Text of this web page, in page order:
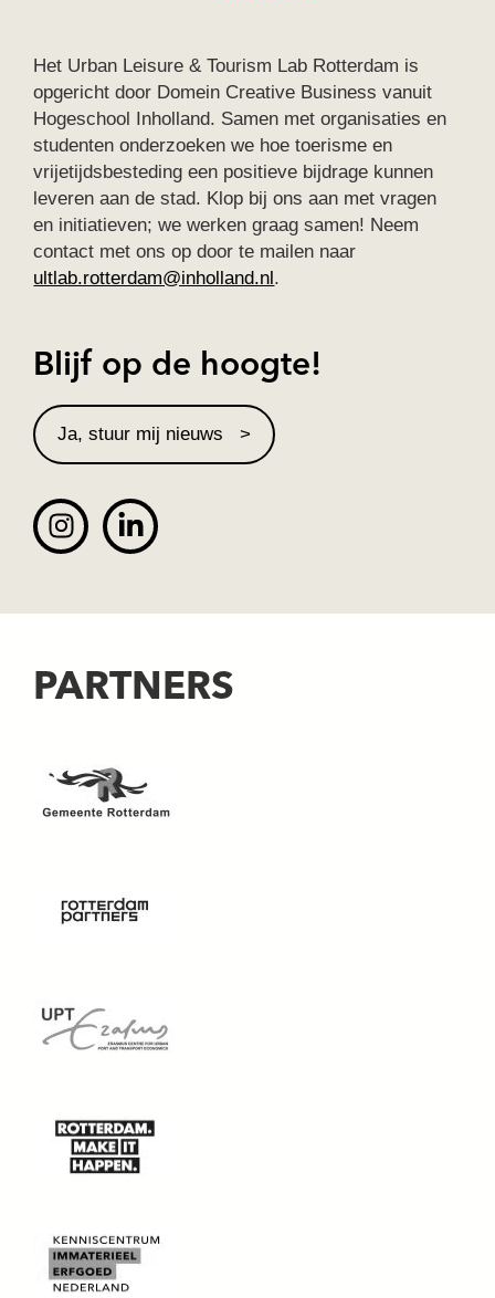
Het Urban Leisure & Tourism Lab Rotterdam is
opgericht door Domein Creative Business vanuit
Hogeschool Inholland. Samen met organisaties en
studenten onderzoeken we hoe toerisme en
vrijetijdsbesteding een positieve bijdrage kunnen
leveren aan de stad. Klop bij ons aan met vragen
en initiatieven; we werken graag samen! Neem
contact met ons op door te mailen naar
ultlab.rotterdam@inholland.nl.
Blijf op de hoogte!
Ja, stuur mij nieuws
PARTNERS